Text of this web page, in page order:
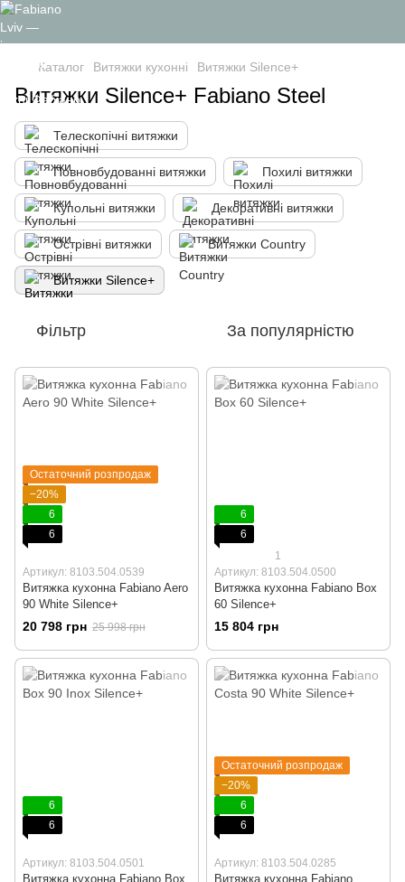
Каталог Витяжки кухонні Витяжки Silence+
Витяжки Silence+ Fabiano Steel
Телескопічні витяжки
Повновбудованні витяжки Похилі витяжки
Купольні витяжки Декоративні витяжки
Острівні витяжки Витяжки Country
Витяжки Silence+
Фільтр За популярністю
Остаточний розпродаж
−20%
6
6
Артикул: 8103.504.0539
Витяжка кухонна Fabiano Aero
90 White Silence+
20 798 грн 25 998 грн
6
6
1
Артикул: 8103.504.0500
Витяжка кухонна Fabiano Box
60 Silence+
15 804 грн
6
6
Артикул: 8103.504.0501
Витяжка кухонна Fabiano Box
Остаточний розпродаж
−20%
6
6
Артикул: 8103.504.0285
Витяжка кухонна Fabiano